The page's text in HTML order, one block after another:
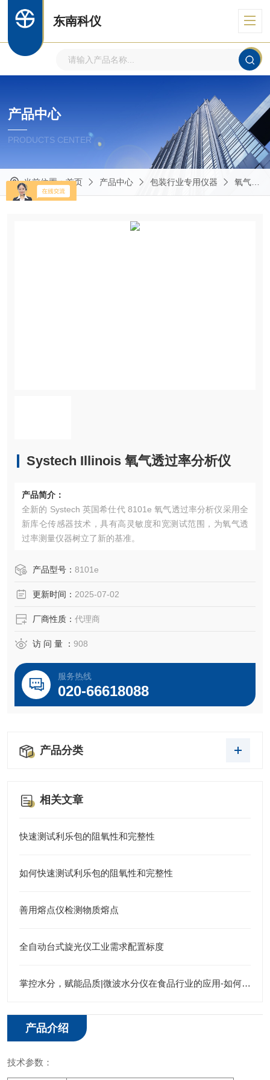
东南科仪
产品中心
PRODUCTS CENTER
当前位置：首页 产品中心 包装行业专用仪器 氧气透过率分析仪
Systech Illinois 氧气透过率分析仪
产品简介：
全新的 Systech 英国希仕代 8101e 氧气透过率分析仪采用全
新库仑传感器技术，具有高灵敏度和宽测试范围，为氧气透
过率测量仪器树立了新的基准。
产品型号： 8101e
更新时间： 2025-07-02
厂商性质： 代理商
访 问 量 ： 908
服务热线
020-66618088
产品分类
相关文章
快速测试利乐包的阻氧性和完整性
如何快速测试利乐包的阻氧性和完整性
善用熔点仪检测物质熔点
全自动台式旋光仪工业需求配置标度
掌控水分，赋能品质|微波水分仪在食品行业的应用-如何解决“浓汤宝”的水分检测难题
产品介绍
技术参数：